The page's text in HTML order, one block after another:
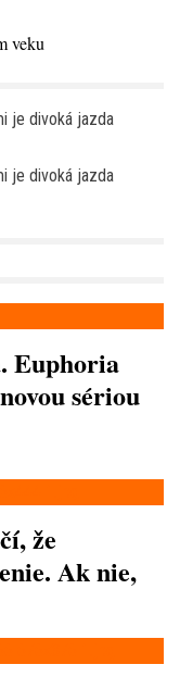
veku
je divoká jazda
je divoká jazda
Euphoria
sériou
že
Ak nie,